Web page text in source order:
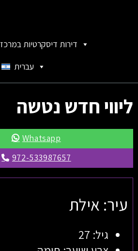
דירות דיסקרטיות במרכז
עברית
ליווי חדש נטשה
Whatsapp
972-533987657
עיר: אילת
גיל: 27